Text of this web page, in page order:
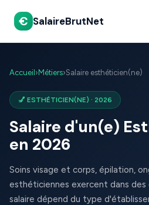
€ SalaireBrutNet
Accueil › Métiers›Salaire esthéticien(ne)
💅 ESTHÉTICIEN(NE) · 2026
Salaire d'un(e)
en 2026
Soins visage et corps, épilation,
esthéticiennes exercent dans
salaire dépend du type